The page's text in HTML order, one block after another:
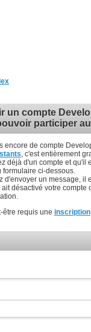
un compte
participer
encore de compte
, c'est entièrement
déjà d'un compte et qu'il
ci-dessous.
d'envoyer un message, il
désactivé votre compte
être requis une inscription